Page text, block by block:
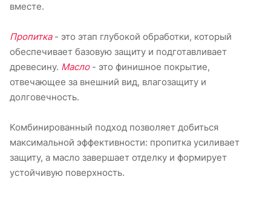
вместе.
Пропитка- это этап глубокой обработки, который
обеспечивает базовую защиту и подготавливает
древесину. Масло- это финишное покрытие,
отвечающее за внешний вид, влагозащиту и
долговечность.
Комбинированный подход позволяет добиться
максимальной эффективности: пропитка усиливает
защиту, а масло завершает отделку и формирует
устойчивую поверхность.